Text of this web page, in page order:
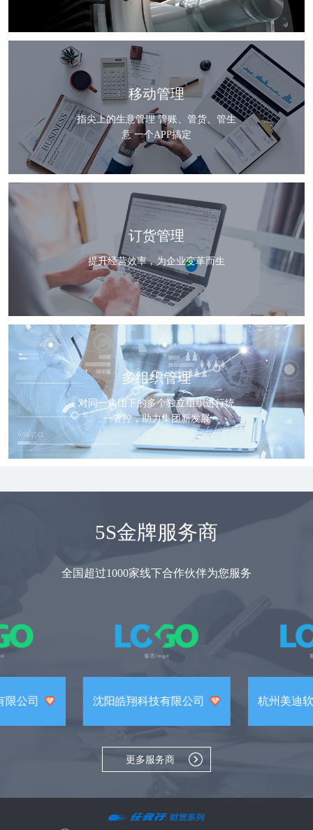
移动管理
指尖上的生意管理 管账、管货、管生
意 一个APP搞定
订货管理
提升经营效率，为企业变革而生
多组织管理
对同一集团下的多个独立组织进行统
一管控，助力集团新发展
5S金牌服务商
全国超过1000家线下合作伙伴为您服务
限公司 沈阳皓翔科技有限公司 杭州美迪
更多服务商